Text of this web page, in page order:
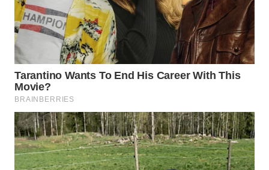
TAPANULI
TENGAH
SERDANG
WN
TEBING
TINGGI
WN